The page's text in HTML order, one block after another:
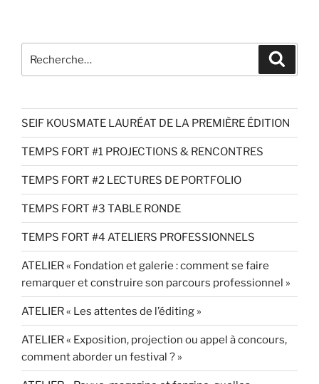
pour
SEIF KOUSMATE LAURÉAT DE LA PREMIÈRE ÉDITION
TEMPS FORT #1 PROJECTIONS & RENCONTRES
TEMPS FORT #2 LECTURES DE PORTFOLIO
TEMPS FORT #3 TABLE RONDE
TEMPS FORT #4 ATELIERS PROFESSIONNELS
ATELIER « Fondation et galerie : comment se faire
remarquer et construire son parcours professionnel »
ATELIER « Les attentes de l’éditing »
ATELIER « Exposition, projection ou appel à concours,
comment aborder un festival ? »